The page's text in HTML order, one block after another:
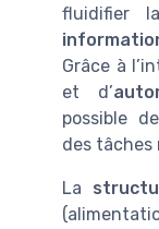
fluidifier
Grâce à
et d’
possible
des tâches
La